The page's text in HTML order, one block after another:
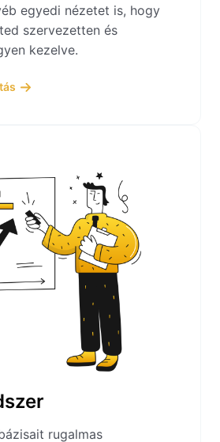
egyedi nézetet is, hogy
szervezetten és
kezelve.
rugalmas